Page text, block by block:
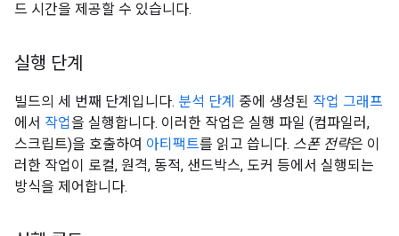
드 시간을 제공할 수 있습니다.
실행 단계
빌드의 세 번째 단계입니다. 분석 단계 중에 생성된 작업 그래프
에서 작업을 실행합니다. 이러한 작업은 실행 파일 (컴파일러,
스크립트)을 호출하여 아티팩트를 읽고 씁니다. 스폰 전략은 이
러한 작업이 로컬, 원격, 동적, 샌드박스, 도커 등에서 실행되는
방식을 제어합니다.